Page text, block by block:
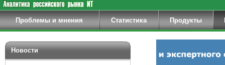
Проблемы и мнения Статистика Продукты
Новости